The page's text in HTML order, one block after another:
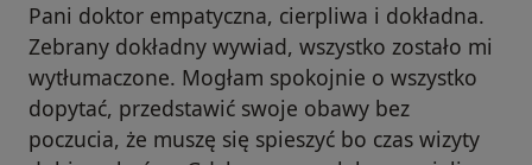
Pani doktor empatyczna, cierpliwa i dokładna.
Zebrany dokładny wywiad, wszystko zostało mi
wytłumaczone. Mogłam spokojnie o wszystko
dopytać, przedstawić swoje obawy bez
poczucia, że muszę się spieszyć bo czas wizyty